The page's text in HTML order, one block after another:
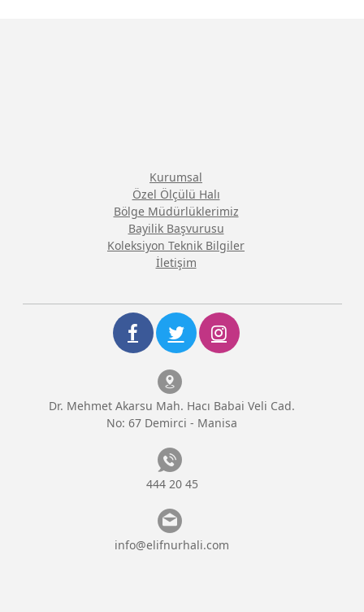
Kurumsal
Özel Ölçülü Halı
Bölge Müdürlüklerimiz
Bayilik Başvurusu
Koleksiyon Teknik Bilgiler
İletişim
Dr. Mehmet Akarsu Mah. Hacı Babai Veli Cad.
No: 67 Demirci - Manisa
444 20 45
info@elifnurhali.com